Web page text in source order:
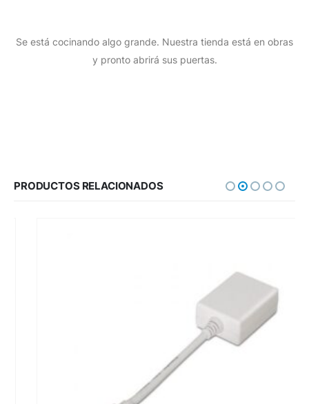
Se está cocinando algo grande. Nuestra tienda está en obras
y pronto abrirá sus puertas.
PRODUCTOS RELACIONADOS